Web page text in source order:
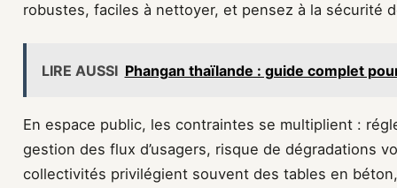
robustes, faciles à nettoyer, et pensez à la sécurité
LIRE AUSSI Phangan thaïlande : guide complet
En espace public, les contraintes se multiplient :
gestion des flux d’usagers, risque de dégradations
collectivités privilégient souvent des tables en